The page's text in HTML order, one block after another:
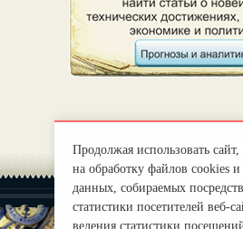
Продолжая использовать сайт,
на обработку файлов cookies и
данных, собираемых
статистики посетителей веб-
ведения статистики